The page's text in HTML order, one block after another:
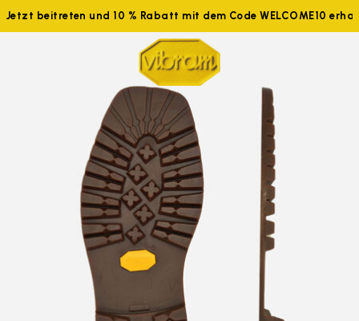
Jetzt beitreten und 10 % Rabatt mit dem Code WELCOME10